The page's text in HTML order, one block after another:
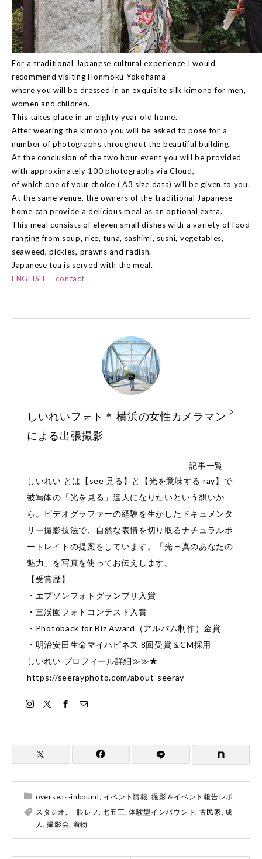
For a traditional Japanese cultural experience I would
recommend visiting Honmoku Yokohama
where you will be dressed in an exquisite silk kimono for men,
women and children.
This takes place in an eighty year old home.
After wearing the kimono you will be asked to pose for a
number of photographs throughout the beautiful building.
At the conclusion of the two hour event you will be provided
with approximately 100 photographs via Cloud,
of which one of your choice ( A3 size data) will be given to you.
At the same venue, the owners of the traditional Japanese
home can provide a delicious meal as an optional extra.
This meal consists of eleven small dishes with a variety of food
ranging from soup, rice, tuna, sashimi, sushi, vegetables,
seaweed, pickles, prawns and radish.
Japanese tea is served with the meal.
ENGLISH
contact
しいれいフォト＊ 横浜の女性カメラマン
による出張撮影
記事一覧
しいれい とは【see 見る】と【光を意味する ray】で
被写体の「光を見る」達人になりたいという想いか
ら。ビデオグラファーの経験を生かしたドキュメンタ
リー撮影技法で、自然な表情を切り取るナチュラルポ
ートレイトの提案をしています。「光＝真のあなたの
魅力」を写真を使ってお伝えします。
【受賞歴】
・エプソンフォトグランプリ入賞
・三渓園フォトコンテスト入賞
・Photoback for Biz Award（アルバム制作）金賞
・明治安田生命マイハピネス 8回受賞＆CM採用
しいれい プロフィール詳細≫≫★
https://seerayphoto.com/about-seeray
overseas-inbound, イベント情報,撮影＆イベント報告レポ
スタジオ,一眼レフ,七五三, 体験型インバウンド, 古民家, 成
人 ,撮影会, 着物